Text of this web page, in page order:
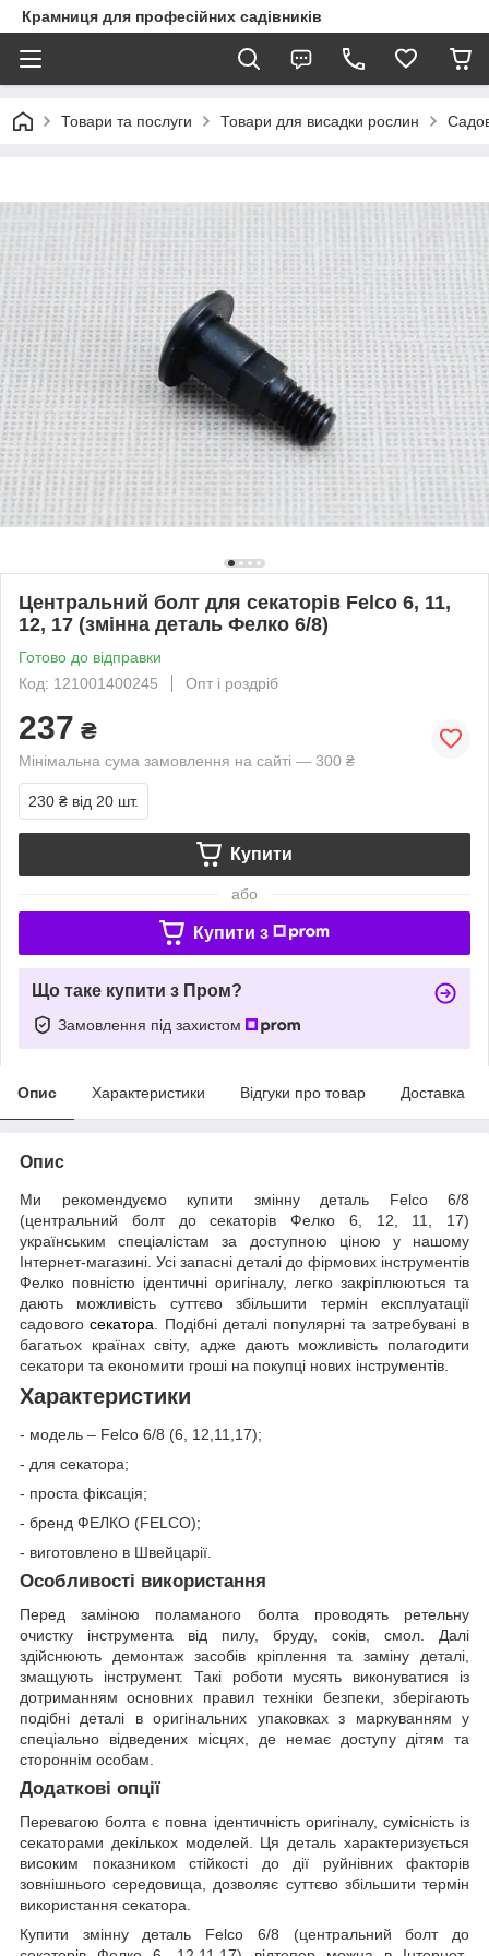
Крамниця для професійних садівників
Товари та послуги Товари для висадки рослин
Центральний болт для секаторів Felco 6, 11,
12, 17 (змінна деталь Фелко 6/8)
Готово до відправки
Код: 121001400245
Опт і роздріб
237 ₴
Мінімальна сума замовлення на сайті — 300 ₴
230 ₴ від 20 шт.
Купити
або
Купити з
Що таке купити з Пром?
Замовлення під захистом
Опис Характеристики Відгуки про товар Доставка
Опис
Ми рекомендуємо купити змінну деталь Felco 6/8
(центральний болт до секаторів Фелко 6, 12, 11, 17)
українським спеціалістам за доступною ціною у нашому
Інтернет-магазині. Усі запасні деталі до фірмових інструментів
Фелко повністю ідентичні оригіналу, легко закріплюються та
дають можливість суттєво збільшити термін експлуатації
садовогосекатора . Подібні деталі популярні та затребувані в
багатьох країнах світу, адже дають можливість полагодити
секатори та економити гроші на покупці нових інструментів.
Характеристики
- модель – Felco 6/8 (6, 12,11,17);
- для секатора;
- проста фіксація;
- бренд ФЕЛКО (FELCO);
- виготовлено в Швейцарії.
Особливості використання
Перед заміною поламаного болта проводять ретельну
очистку інструмента від пилу, бруду, соків, смол. Далі
здійснюють демонтаж засобів кріплення та заміну деталі,
змащують інструмент. Такі роботи мусять виконуватися із
дотриманням основних правил техніки безпеки, зберігають
подібні деталі в оригінальних упаковках з маркуванням у
спеціально відведених місцях, де немає доступу дітям та
стороннім особам.
Додаткові опції
Перевагою болта є повна ідентичність оригіналу, сумісність із
секаторами декількох моделей. Ця деталь характеризується
високим показником стійкості до дії руйнівних факторів
зовнішнього середовища, дозволяє суттєво збільшити термін
використання секатора.
Купити змінну деталь Felco 6/8 (центральний болт до